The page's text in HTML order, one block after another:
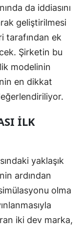
Kars
Kastamonu
Kırklareli
Kırşehir
Konya
Malatya
Manisa
Kahramanmaraş
da iddiasını
geliştirilmesi
tarafından ek
Şirketin bu
modelinin
en dikkat
İLK
yaklaşık
ardından
olma
iki dev marka,